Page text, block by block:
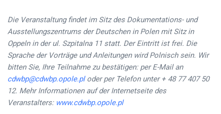
Die Veranstaltung findet im Sitz des Dokumentations- und
Ausstellungszentrums der Deutschen in Polen mit Sitz in
Oppeln in der ul. Szpitalna 11 statt. Der Eintritt ist frei. Die
Sprache der Vorträge und Anleitungen wird Polnisch sein. Wir
bitten Sie, Ihre Teilnahme zu bestätigen: per E-Mail an
cdwbp@cdwbp.opole.ploder per Telefon unter + 48 77 407 50
12. Mehr Informationen auf der Internetseite des
Veranstalters: www.cdwbp.opole.pl